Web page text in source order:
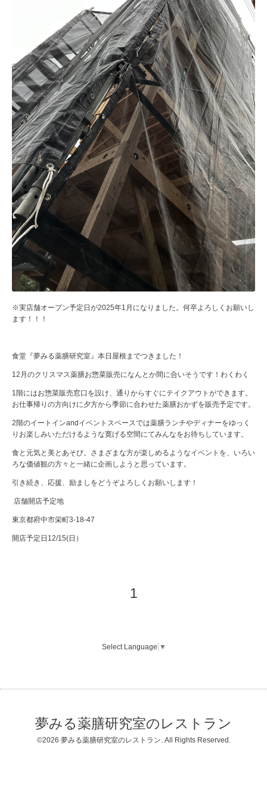
※実店舗オープン予定日が2025年1月になりました。何卒よろしくお願いし
ます！！！
食堂『夢みる薬膳研究室』本日屋根までつきました！
12月のクリスマス薬膳お惣菜販売になんとか間に合いそうです！わくわく
1階にはお惣菜販売窓口を設け、通りからすぐにテイクアウトができます。
お仕事帰りの方向けに夕方から季節に合わせた薬膳おかずを販売予定です。
2階のイートインandイベントスペースでは薬膳ランチやディナーをゆっく
りお楽しみいただけるような寛げる空間にてみんなをお待ちしています。
食と元気と美とあそび。さまざまな方が楽しめるようなイベントを、いろい
ろな価値観の方々と一緒に企画しようと思っています。
引き続き、応援、励ましをどうぞよろしくお願いします！
店舗開店予定地
東京都府中市栄町3-18-47
開店予定日12/15(日）
1
Select Language ▼
夢みる薬膳研究室のレストラン
©2026 夢みる薬膳研究室のレストラン . All Rights Reserved.